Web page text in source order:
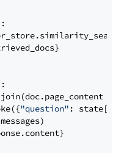
"question" : state[